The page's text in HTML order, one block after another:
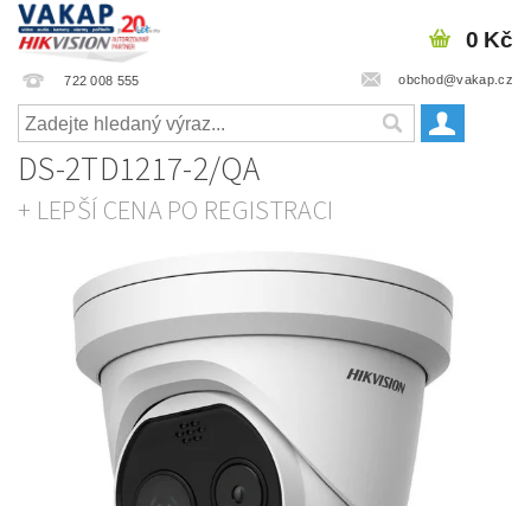
722 008 555 obchod@vakap.cz
0 Kč
DS-2TD1217-2/QA
+ LEPŠÍ CENA PO REGISTRACI